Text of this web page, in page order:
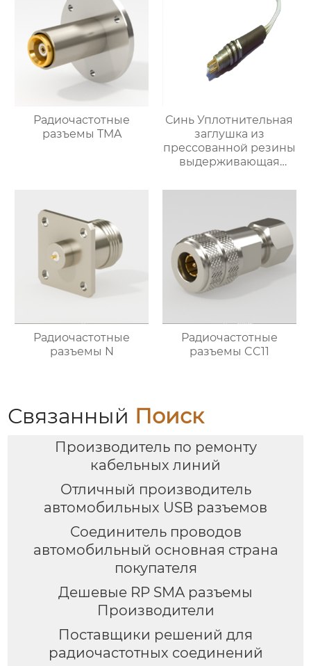
Радиочастотные
разъемы TMA
Синь Уплотнительная
заглушка из
прессованной резины
выдерживающая
Радиочастотные
разъемы N
Радиочастотные
разъемы CC11
Связанный Поиск
Производитель по ремонту
кабельных линий
Отличный производитель
автомобильных USB разъемов
Соединитель проводов
автомобильный основная страна
покупателя
Дешевые RP SMA разъемы
Производители
Поставщики решений для
радиочастотных соединений